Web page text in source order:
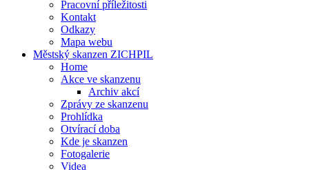
Pracovní příležitosti
Kontakt
Odkazy
Mapa webu
Městský skanzen ZICHPIL
Home
Akce ve skanzenu
Archiv akcí
Zprávy ze skanzenu
Prohlídka
Otvírací doba
Kde je skanzen
Fotogalerie
Videa